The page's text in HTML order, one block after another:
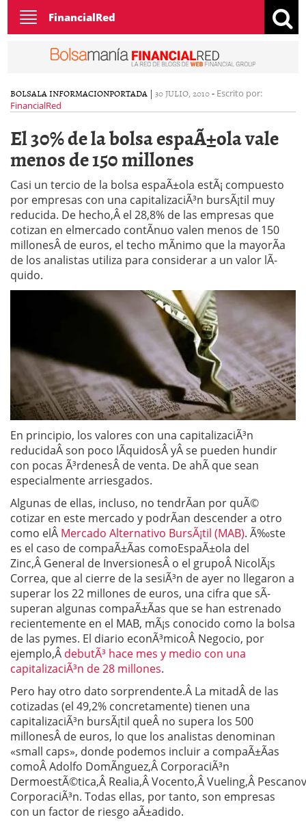
Toggle
navigation
FinancialRed
BOLSALA INFORMACIONPORTADA | 30 JULIO, 2010- Escrito por:
FinancialRed
El 30% de la bolsa espaÃ±ola vale
menos de 150 millones
Casi un tercio de la bolsa espaÃ±ola estÃ¡ compuesto
por empresas con una capitalizaciÃ³n bursÃ¡til muy
reducida. De hecho,Â el 28,8% de las empresas que
cotizan en elmercado contÃ­nuo valen menos de 150
millonesÂ de euros, el techo mÃ­nimo que la mayorÃ­a
de los analistas utiliza para considerar a un valor lÃ­
quido.
En principio, los valores con una capitalizaciÃ³n
reducidaÂ son poco lÃ­quidosÂ yÂ se pueden hundir
con pocas Ã³rdenesÂ de venta. De ahÃ­ que sean
especialmente arriesgados.
Algunas de ellas, incluso, no tendrÃ­an por quÃ©
cotizar en este mercado y podrÃ­an descender a otro
como elÂ Mercado Alternativo BursÃ¡til (MAB). Ã‰ste
es el caso de compaÃ±Ã­as comoEspaÃ±ola del
Zinc,Â General de InversionesÂ o el grupoÂ NicolÃ¡s
Correa, que al cierre de la sesiÃ³n de ayer no llegaron a
superar los 22 millones de euros, una cifra que sÃ­
superan algunas compaÃ±Ã­as que se han estrenado
recientemente en el MAB, mÃ¡s conocido como la bolsa
de las pymes. El diario econÃ³micoÂ Negocio, por
ejemplo,Â debutÃ³ hace mes y medio con una
capitalizaciÃ³n de 28 millones.
Pero hay otro dato sorprendente.Â La mitadÂ de las
cotizadas (el 49,2% concretamente) tienen una
capitalizaciÃ³n bursÃ¡til queÂ no supera los 500
millonesÂ de euros, lo que los analistas denominan
«small caps», donde podemos incluir a compaÃ±Ã­as
comoÂ Adolfo DomÃ­nguez,Â CorporaciÃ³n
DermoestÃ©tica,Â Realia,Â Vocento,Â Vueling,Â
CorporaciÃ³n. Todas ellas, por tanto, son empresas
con un factor de riesgo aÃ±adido.